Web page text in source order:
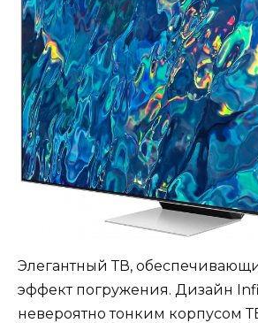
Элегантный ТВ,
эффект погружения. Дизайн
невероятно тонким корпусом